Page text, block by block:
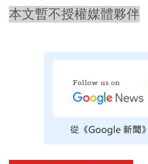
本文暫不授權媒體夥伴